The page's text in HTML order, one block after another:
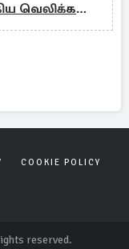
வெலிக்கடை
COOKIE POLICY
reserved.